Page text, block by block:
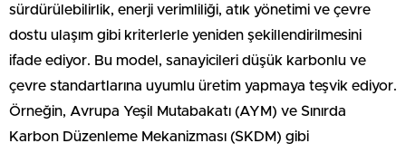
sürdürülebilirlik, enerji verimliliği, atık yönetimi ve çevre
dostu ulaşım gibi kriterlerle yeniden şekillendirilmesini
ifade ediyor. Bu model, sanayicileri düşük karbonlu ve
çevre standartlarına uyumlu üretim yapmaya teşvik ediyor.
Örneğin, Avrupa Yeşil Mutabakatı (AYM) ve Sınırda
Karbon Düzenleme Mekanizması (SKDM) gibi